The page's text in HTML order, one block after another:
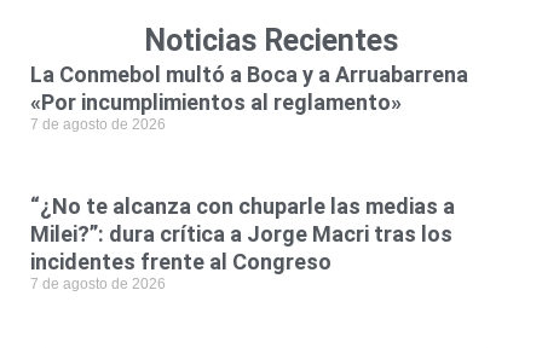
Noticias Recientes
La Conmebol multó a Boca y a Arruabarrena
«Por incumplimientos al reglamento»
7 de agosto de 2026
“¿No te alcanza con chuparle las medias a
Milei?”: dura crítica a Jorge Macri tras los
incidentes frente al Congreso
7 de agosto de 2026